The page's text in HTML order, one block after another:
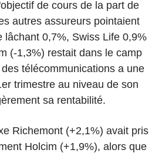
de cours de la part de
autres assureurs pointaient
0,7%, Swiss Life 0,9%
(-1,3%) restait dans le camp
télécommunications a une
trimestre au niveau de son
sa rentabilité.
Richemont (+2,1%) avait pris
Holcim (+1,9%), alors que